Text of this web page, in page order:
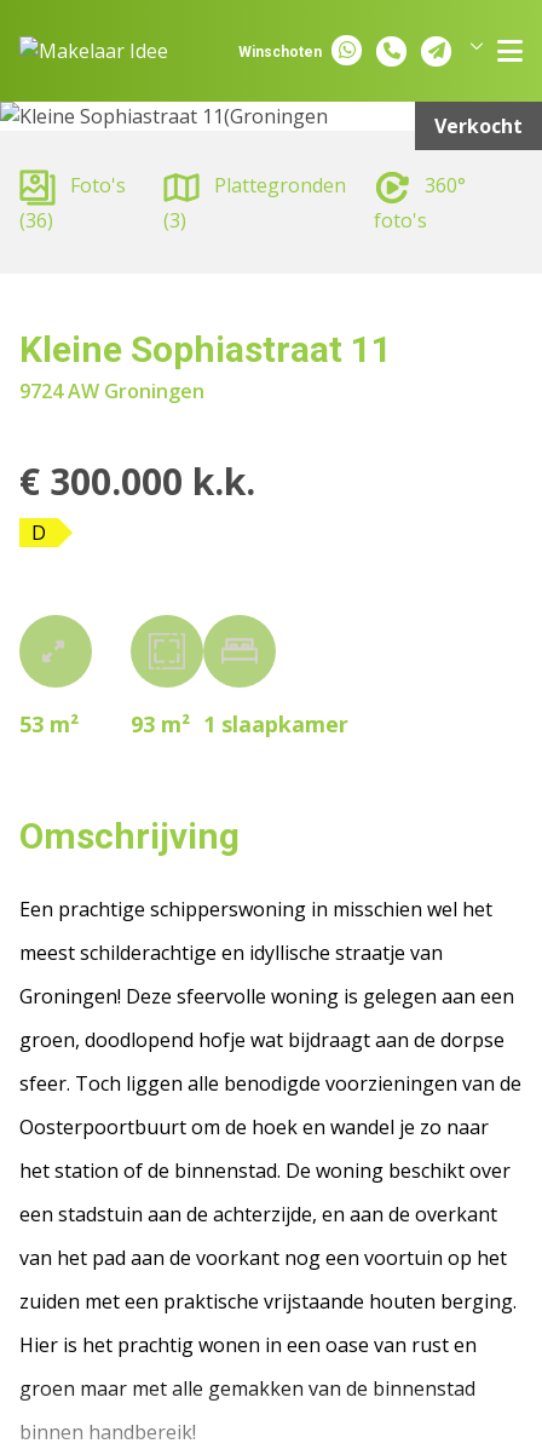
Winschoten
Groningen
Assen
Verkocht
Foto's
(36)
Plattegronden
(3)
360°
foto's
Kleine Sophiastraat 11
9724 AW Groningen
€ 300.000 k.k.
D
53 m² 93 m² 1 slaapkamer
Omschrijving
Een prachtige schipperswoning in misschien wel het
meest schilderachtige en idyllische straatje van
Groningen! Deze sfeervolle woning is gelegen aan een
groen, doodlopend hofje wat bijdraagt aan de dorpse
sfeer. Toch liggen alle benodigde voorzieningen van de
Oosterpoortbuurt om de hoek en wandel je zo naar
het station of de binnenstad. De woning beschikt over
een stadstuin aan de achterzijde, en aan de overkant
van het pad aan de voorkant nog een voortuin op het
zuiden met een praktische vrijstaande houten berging.
Hier is het prachtig wonen in een oase van rust en
groen maar met alle gemakken van de binnenstad
binnen handbereik!